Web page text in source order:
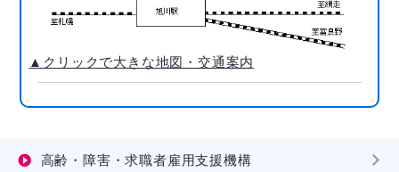
▲クリックで大きな地図・交通案内
高齢・障害・求職者雇用支援機構